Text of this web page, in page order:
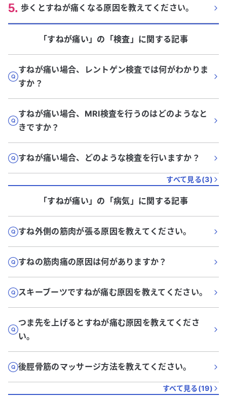
5. 歩くとすねが痛くなる原因を教えてください。
「すねが痛い」 の「検査 」に関する記事
すねが痛い場合、レントゲン検査では何がわかりま
すか？
すねが痛い場合、MRI検査を行うのはどのようなと
きですか？
すねが痛い場合、どのような検査を行いますか？
すべて見る(3)
「すねが痛い」 の「病気 」に関する記事
すね外側の筋肉が張る原因を教えてください。
すねの筋肉痛の原因は何がありますか？
スキーブーツですねが痛む原因を教えてください。
つま先を上げるとすねが痛む原因を教えてくださ
い。
後脛骨筋のマッサージ方法を教えてください。
すべて見る(19)